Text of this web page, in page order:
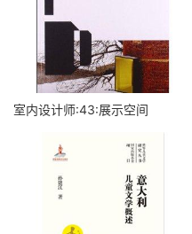
室内设计师:43:展示空间